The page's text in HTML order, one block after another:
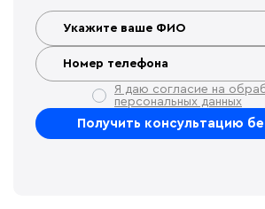
Я даю согласие на
персональных данных